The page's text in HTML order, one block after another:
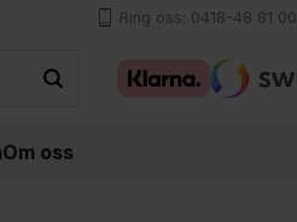
Ring oss: 0418-48 81 00
Om oss